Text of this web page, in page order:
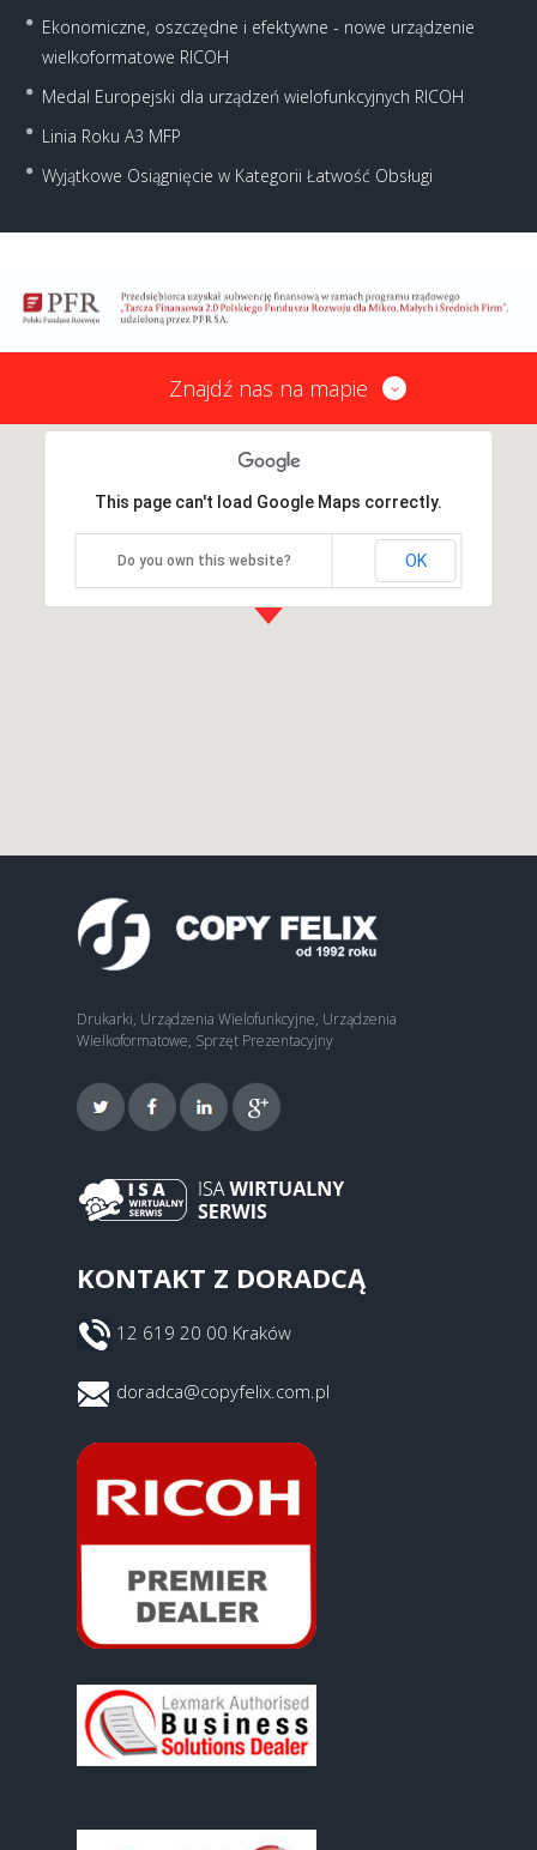
Ekonomiczne, oszczędne i efektywne - nowe urządzenie
wielkoformatowe RICOH
Medal Europejski dla urządzeń wielofunkcyjnych RICOH
Linia Roku A3 MFP
Wyjątkowe Osiągnięcie w Kategorii Łatwość Obsługi
Znajdź nas na mapie
This page can't load Google Maps correctly.
Do you own this website? OK
Drukarki, Urządzenia Wielofunkcyjne, Urządzenia
Wielkoformatowe, Sprzęt Prezentacyjny
KONTAKT Z DORADCĄ
12 619 20 00 Kraków
doradca@copyfelix.com.pl